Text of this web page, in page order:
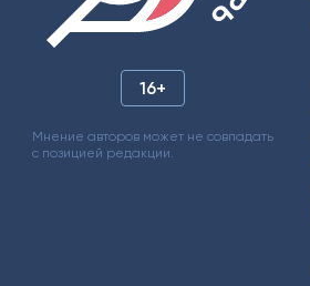
16+
Мнение авторов может не совпадать
с позицией редакции.